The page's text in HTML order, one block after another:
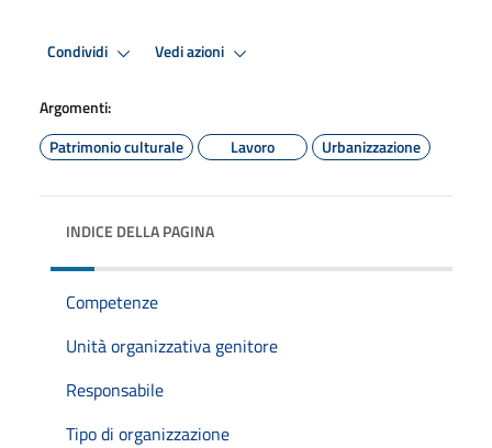
Condividi Vedi azioni
Argomenti:
Patrimonio culturale
Lavoro Urbanizzazione
INDICE DELLA PAGINA
Competenze
Unità organizzativa genitore
Responsabile
Tipo di organizzazione